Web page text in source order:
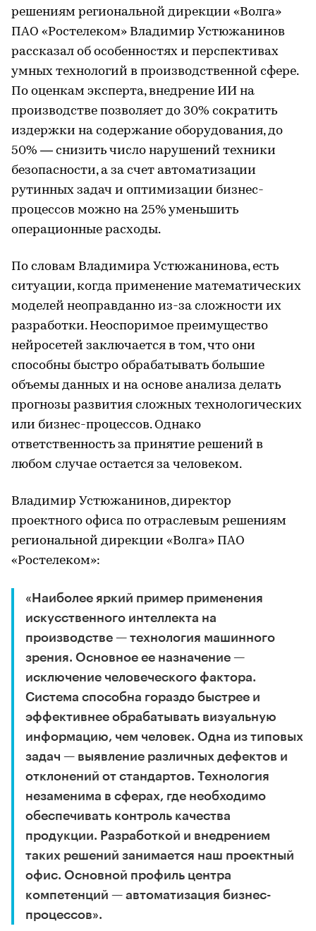
решениям региональной дирекции «Волга»
ПАО «Ростелеком» Владимир Устюжанинов
рассказал об особенностях и перспективах
умных технологий в производственной сфере.
По оценкам эксперта, внедрение ИИ на
производстве позволяет до 30% сократить
издержки на содержание оборудования, до
50% — снизить число нарушений техники
безопасности, а за счет автоматизации
рутинных задач и оптимизации бизнес-
процессов можно на 25% уменьшить
операционные расходы.
По словам Владимира Устюжанинова, есть
ситуации, когда применение математических
моделей неоправданно из-за сложности их
разработки. Неоспоримое преимущество
нейросетей заключается в том, что они
способны быстро обрабатывать большие
объемы данных и на основе анализа делать
прогнозы развития сложных технологических
или бизнес-процессов. Однако
ответственность за принятие решений в
любом случае остается за человеком.
Владимир Устюжанинов, директор
проектного офиса по отраслевым решениям
региональной дирекции «Волга» ПАО
«Ростелеком»:
«Наиболее яркий пример применения
искусственного интеллекта на
производстве — технология машинного
зрения. Основное ее назначение —
исключение человеческого фактора.
Система способна гораздо быстрее и
эффективнее обрабатывать визуальную
информацию, чем человек. Одна из типовых
задач — выявление различных дефектов и
отклонений от стандартов. Технология
незаменима в сферах, где необходимо
обеспечивать контроль качества
продукции. Разработкой и внедрением
таких решений занимается наш проектный
офис. Основной профиль центра
компетенций — автоматизация бизнес-
процессов».